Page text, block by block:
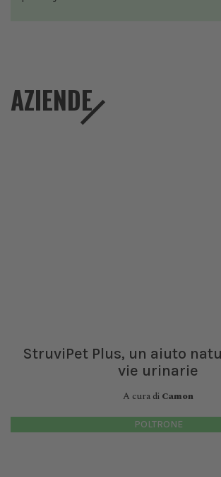
AZIENDE
StruviPet Plus, un aiuto
vie urinarie
A cura di Camon
POLTRONE